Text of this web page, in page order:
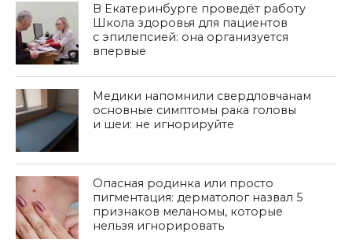
В Екатеринбурге проведёт работу
Школа здоровья для пациентов
с эпилепсией: она организуется
впервые
Медики напомнили свердловчанам
основные симптомы рака головы
и шеи: не игнорируйте
Опасная родинка или просто
пигментация: дерматолог назвал 5
признаков меланомы, которые
нельзя игнорировать